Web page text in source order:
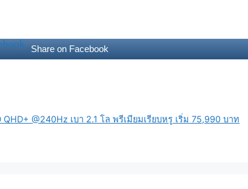
Share on Facebook
@240Hz เบา 2.1 โล พรีเมียมเรียบหรู เริ่ม 75,990 บาท